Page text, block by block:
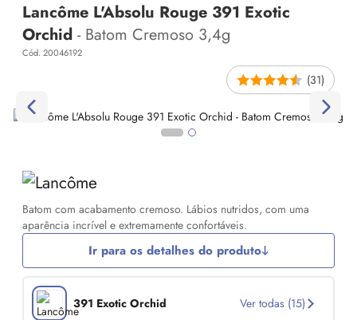
Lancôme L'Absolu Rouge 391 Exotic
Orchid - Batom Cremoso 3,4g
Cód. 20046192
(31)
Batom com acabamento cremoso. Lábios nutridos, com uma
aparência incrível e extremamente confortáveis.
Ir para os detalhes do produto
391 Exotic Orchid Ver todas (15)